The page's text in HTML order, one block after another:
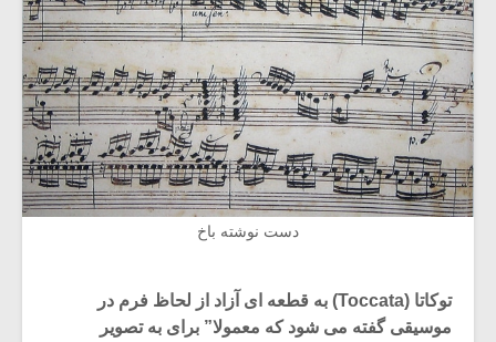
دست نوشته باخ
توکاتا (Toccata) به قطعه ای آزاد از لحاظ فرم در
موسیقی گفته می شود که معمولا” برای به تصویر